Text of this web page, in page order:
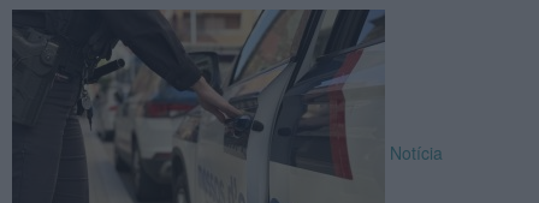
Notícia